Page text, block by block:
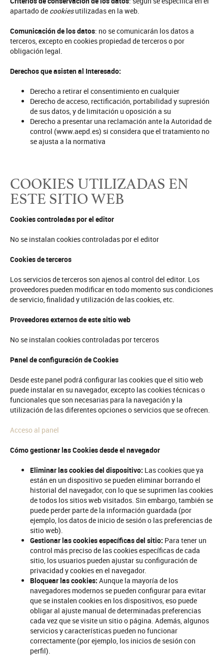
apartado de cookiesutilizadas en la web.
Comunicación de los datos: no se comunicarán los datos a
terceros, excepto en cookies propiedad de terceros o por
obligación legal.
Derechos que asisten al Interesado:
Derecho a retirar el consentimiento en cualquier
Derecho de acceso, rectificación, portabilidad y supresión
de sus datos, y de limitación u oposición a su
Derecho a presentar una reclamación ante la Autoridad de
control (www.aepd.es) si considera que el tratamiento no
se ajusta a la normativa
COOKIES UTILIZADAS EN
ESTE SITIO WEB
Cookies controladas por el editor
No se instalan cookies controladas por el editor
Cookies de terceros
Los servicios de terceros son ajenos al control del editor. Los
proveedores pueden modificar en todo momento sus condiciones
de servicio, finalidad y utilización de las cookies, etc.
Proveedores externos de este sitio web
No se instalan cookies controladas por terceros
Panel de configuración de Cookies
Desde este panel podrá configurar las cookies que el sitio web
puede instalar en su navegador, excepto las cookies técnicas o
funcionales que son necesarias para la navegación y la
utilización de las diferentes opciones o servicios que se ofrecen.
Acceso al panel
Cómo gestionar las Cookies desde el navegador
Eliminar las cookies del dispositivo: Las cookies que ya
están en un dispositivo se pueden eliminar borrando el
historial del navegador, con lo que se suprimen las cookies
de todos los sitios web visitados. Sin embargo, también se
puede perder parte de la información guardada (por
ejemplo, los datos de inicio de sesión o las preferencias de
sitio web).
Gestionar las cookies específicas del sitio: Para tener un
control más preciso de las cookies específicas de cada
sitio, los usuarios pueden ajustar su configuración de
privacidad y cookies en el navegador.
Bloquear las cookies: Aunque la mayoría de los
navegadores modernos se pueden configurar para evitar
que se instalen cookies en los dispositivos, eso puede
obligar al ajuste manual de determinadas preferencias
cada vez que se visite un sitio o página. Además, algunos
servicios y características pueden no funcionar
correctamente (por ejemplo, los inicios de sesión con
perfil).